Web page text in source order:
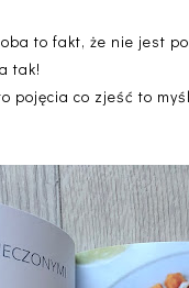
to fakt, że nie jest
tak!
pojęcia co zjeść to